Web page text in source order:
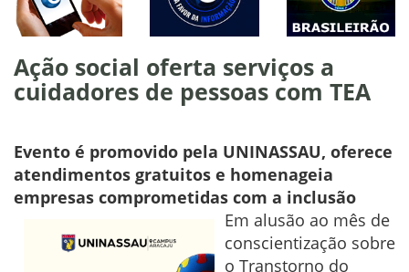
Ação social oferta serviços a
cuidadores de pessoas com TEA
Evento é promovido pela UNINASSAU, oferece
atendimentos gratuitos e homenageia
empresas comprometidas com a inclusão
Em alusão ao mês de
conscientização sobre
o Transtorno do